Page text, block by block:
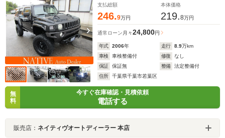
支払総額
246.9万円
本体価格
219.8万円
通常ローン 月々24,800円
年式 2006年 走行 8.9万km
車検
車検整備付 修復
なし
保証
保証無 整備
法定整備付
住所
千葉県千葉市若葉区
無
料
今すぐ在庫確認・見積依頼
電話する
販売店： ネイティヴオートディーラー 本店